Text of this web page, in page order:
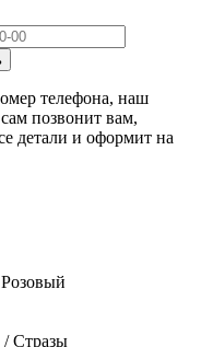
телефона, наш
позвонит вам,
детали и оформит на
Стразы